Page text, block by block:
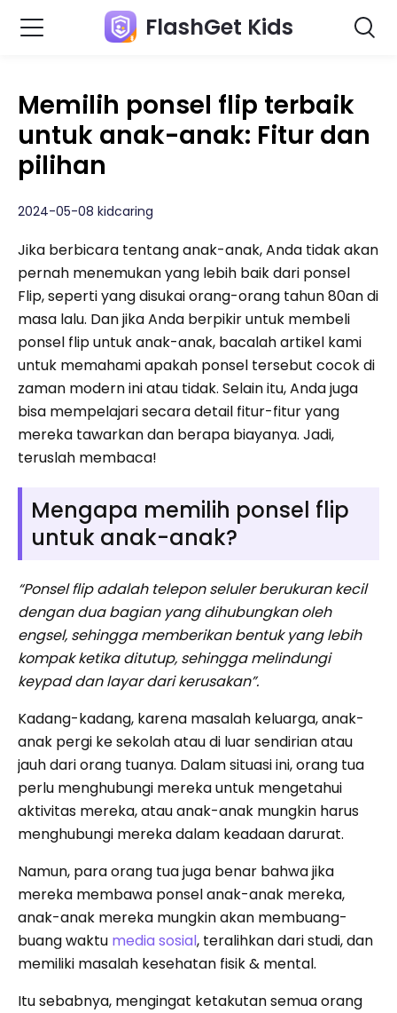
FlashGet Kids
Memilih ponsel flip terbaik
untuk anak-anak: Fitur dan
pilihan
2024-05-08 kidcaring
Jika berbicara tentang anak-anak, Anda tidak akan
pernah menemukan yang lebih baik dari ponsel
Flip, seperti yang disukai orang-orang tahun 80an di
masa lalu. Dan jika Anda berpikir untuk membeli
ponsel flip untuk anak-anak, bacalah artikel kami
untuk memahami apakah ponsel tersebut cocok di
zaman modern ini atau tidak. Selain itu, Anda juga
bisa mempelajari secara detail fitur-fitur yang
mereka tawarkan dan berapa biayanya. Jadi,
teruslah membaca!
Mengapa memilih ponsel flip
untuk anak-anak?
“Ponsel flip adalah telepon seluler berukuran kecil
dengan dua bagian yang dihubungkan oleh
engsel, sehingga memberikan bentuk yang lebih
kompak ketika ditutup, sehingga melindungi
keypad dan layar dari kerusakan”.
Kadang-kadang, karena masalah keluarga, anak-
anak pergi ke sekolah atau di luar sendirian atau
jauh dari orang tuanya. Dalam situasi ini, orang tua
perlu menghubungi mereka untuk mengetahui
aktivitas mereka, atau anak-anak mungkin harus
menghubungi mereka dalam keadaan darurat.
Namun, para orang tua juga benar bahwa jika
mereka membawa ponsel anak-anak mereka,
anak-anak mereka mungkin akan membuang-
buang waktu media sosial, teralihkan dari studi, dan
memiliki masalah kesehatan fisik & mental.
Itu sebabnya, mengingat ketakutan semua orang